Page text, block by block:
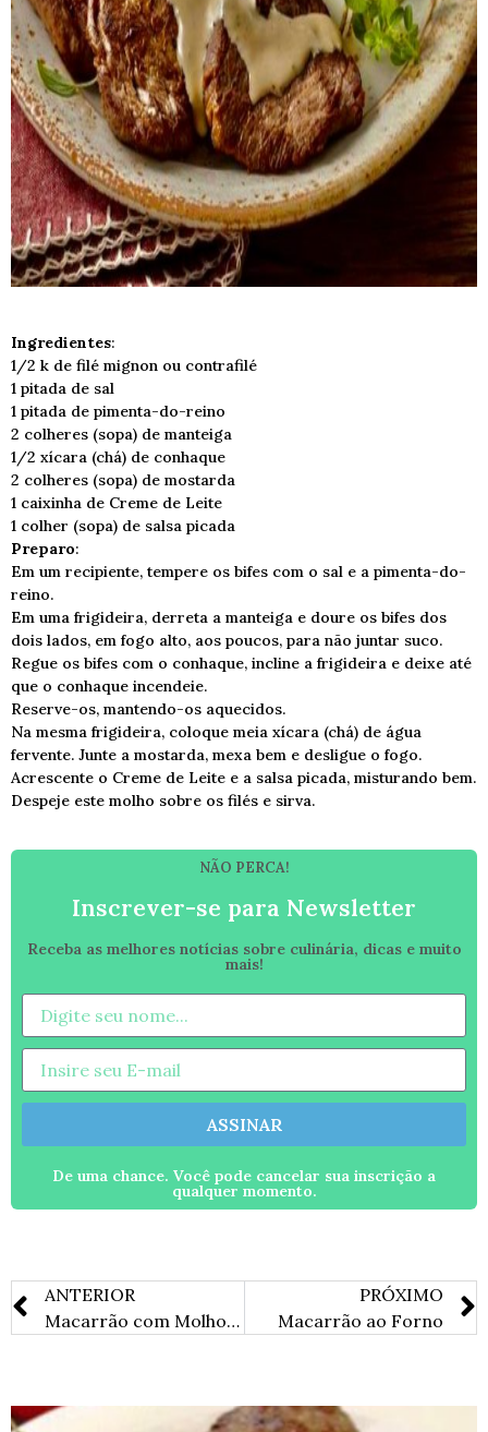
Ingredientes:
1/2 k de filé mignon ou contrafilé
1 pitada de sal
1 pitada de pimenta-do-reino
2 colheres (sopa) de manteiga
1/2 xícara (chá) de conhaque
2 colheres (sopa) de mostarda
1 caixinha de Creme de Leite
1 colher (sopa) de salsa picada
Preparo:
Em um recipiente, tempere os bifes com o sal e a pimenta-do-
reino.
Em uma frigideira, derreta a manteiga e doure os bifes dos
dois lados, em fogo alto, aos poucos, para não juntar suco.
Regue os bifes com o conhaque, incline a frigideira e deixe até
que o conhaque incendeie.
Reserve-os, mantendo-os aquecidos.
Na mesma frigideira, coloque meia xícara (chá) de água
fervente. Junte a mostarda, mexa bem e desligue o fogo.
Acrescente o Creme de Leite e a salsa picada, misturando bem.
Despeje este molho sobre os filés e sirva.
NÃO PERCA!
Inscrever-se para Newsletter
Receba as melhores notícias sobre culinária, dicas e muito
mais!
ASSINAR
De uma chance. Você pode cancelar sua inscrição a
qualquer momento.
ANTERIOR
Macarrão com Molho Branco e Brócolis
PRÓXIMO
Macarrão ao Forno